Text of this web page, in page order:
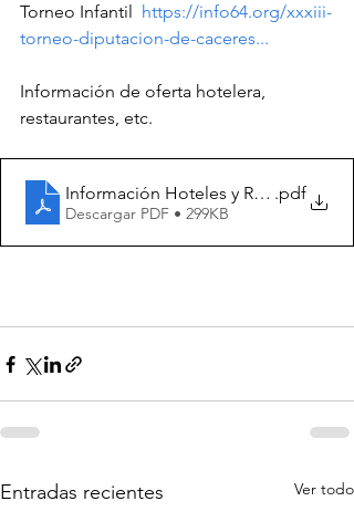
Torneo Infantil
https://info64.org/xxxiii-
torneo-diputacion-de-caceres...
Información de oferta hotelera,
restaurantes, etc.
Información Hoteles y Restaurantes
.pdf
Descargar PDF • 299KB
Entradas recientes Ver todo